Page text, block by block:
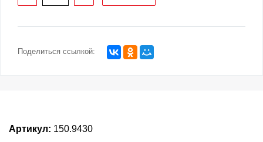
Поделиться ссылкой:
Артикул: 150.9430